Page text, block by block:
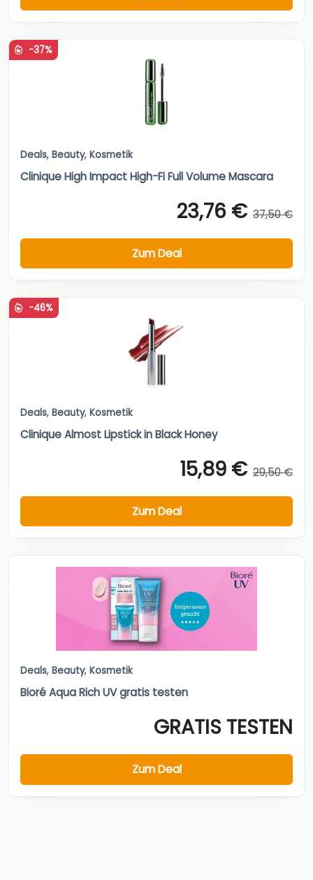
-37%
Deals, Beauty, Kosmetik
Clinique High Impact High-Fi Full Volume Mascara
23,76 € 37,50 €
Zum Deal
-46%
Deals, Beauty, Kosmetik
Clinique Almost Lipstick in Black Honey
15,89 € 29,50 €
Zum Deal
Deals, Beauty, Kosmetik
Bioré Aqua Rich UV gratis testen
GRATIS TESTEN
Zum Deal